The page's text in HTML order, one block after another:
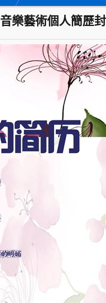
音樂藝術個人簡歷